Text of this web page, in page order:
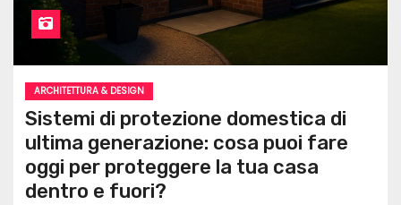
ARCHITETTURA & DESIGN
Sistemi di protezione domestica di
ultima generazione: cosa puoi fare
oggi per proteggere la tua casa
dentro e fuori?